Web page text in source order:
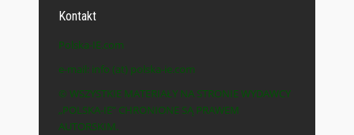
Kontakt
Polska-IE.com
e-mail: info (at) polska-ie.com
© WSZYSTKIE MATERIAŁY NA STRONIE WYDAWCY
„POLSKA-IE” CHRONIONE SĄ PRAWEM
AUTORSKIM.